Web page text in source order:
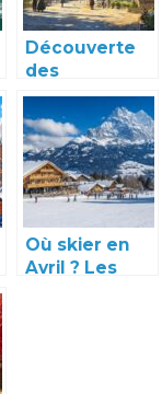
Découverte
des
principaux
musées à ne
pas manquer
lors d’un
séjour dans
une capitale
européenne
Où skier en
Avril ? Les